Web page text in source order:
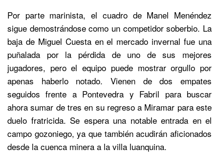
Por parte marinista, el cuadro de Manel Menéndez
sigue demostrándose como un competidor soberbio. La
baja de Miguel Cuesta en el mercado invernal fue una
puñalada por la pérdida de uno de sus mejores
jugadores, pero el equipo puede mostrar orgullo por
apenas haberlo notado. Vienen de dos empates
seguidos frente a Pontevedra y Fabril para buscar
ahora sumar de tres en su regreso a Miramar para este
duelo fratricida. Se espera una notable entrada en el
campo gozoniego, ya que también acudirán aficionados
desde la cuenca minera a la villa luanquina.